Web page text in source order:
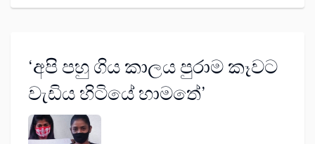
‘අපි පහු ගිය කාලය පුරාම කෑවට
වැඩිය හිටියේ හාමතේ’